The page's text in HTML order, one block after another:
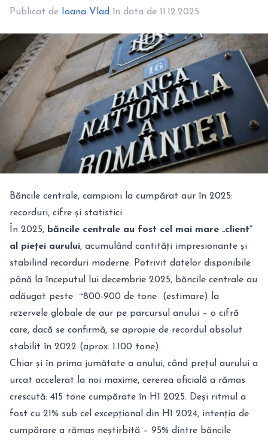
Publicat de Ioana Vlad în data de 11.12.2025
Băncile centrale, campioni la cumpărat aur în 2025:
recorduri, cifre și statistici
În 2025, băncile centrale au fost cel mai mare „client”
al pieței aurului, acumulând cantități impresionante și
stabilind recorduri moderne. Potrivit datelor disponibile
până la începutul lui decembrie 2025, băncile centrale au
adăugat peste ~800-900 de tone (estimare) la
rezervele globale de aur pe parcursul anului – o cifră
care, dacă se confirmă, se apropie de recordul absolut
stabilit în 2022 (aprox. 1.100 tone).
Chiar și în prima jumătate a anului, când prețul aurului a
urcat accelerat la noi maxime, cererea oficială a rămas
crescută: 415 tone cumpărate în H1 2025. Deși ritmul a
fost cu 21% sub cel excepțional din H1 2024, intenția de
cumpărare a rămas neștirbită – 95% dintre băncile